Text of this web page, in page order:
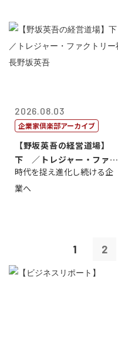
2026.08.03
企業家倶楽部アーカイブ
【野坂英吾の経営道場】
下 ／トレジャー・ファク
トリー社長野坂...
時代を捉え進化し続ける企
業へ
1 2